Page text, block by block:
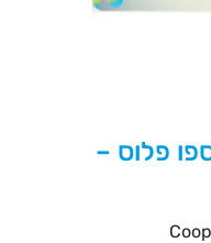
פלוס –